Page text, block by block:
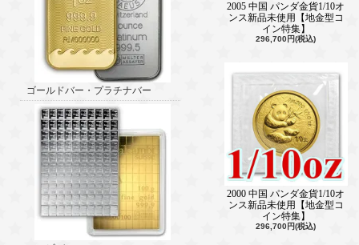
ゴールドバー・プラチナバー
2005 中国 パンダ金貨1/10オ
ンス新品未使用【地金型コ
イン特集】
296,700円(税込)
2000 中国 パンダ金貨1/10オ
ンス新品未使用【地金型コ
イン特集】
296,700円(税込)